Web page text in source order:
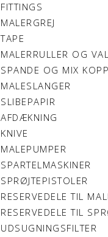
FITTINGS
MALERGREJ
TAPE
MALERRULLER OG
SPANDE OG MIX
MALESLANGER
SLIBEPAPIR
AFDÆKNING
KNIVE
MALEPUMPER
SPARTELMASKINER
SPRØJTEPISTOLER
RESERVEDELE TIL
RESERVEDELE TIL
UDSUGNINGSFILTER